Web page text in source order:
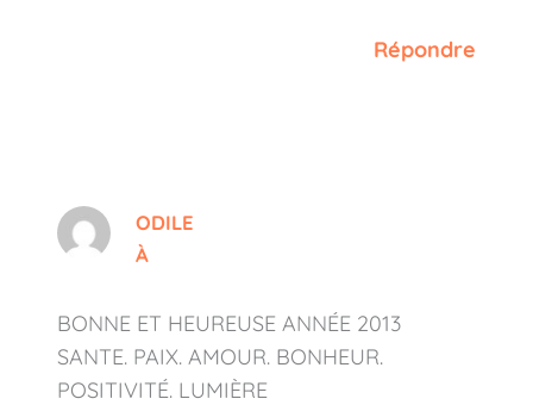
Répondre
ODILE
À
BONNE ET HEUREUSE ANNÉE 2013
SANTE. PAIX. AMOUR. BONHEUR.
POSITIVITÉ. LUMIÈRE